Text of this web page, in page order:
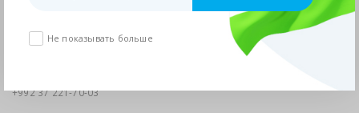
Не показывать больше
г.Душанбе, ул.М.Турсунзода 23
+992 37 221-70-03